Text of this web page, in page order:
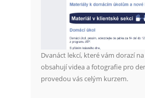
Dvanáct lekcí, které vám dorazí
obsahují videa a fotografie pro
provedou vás celým kurzem.